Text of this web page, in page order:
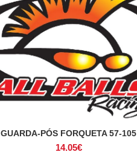
ADICIONAR
GUARDA-PÓS FORQUETA 57-105
14.05€